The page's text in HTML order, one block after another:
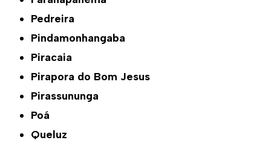
Pedreira
Pindamonhangaba
Piracaia
Pirapora do Bom Jesus
Pirassununga
Poá
Queluz